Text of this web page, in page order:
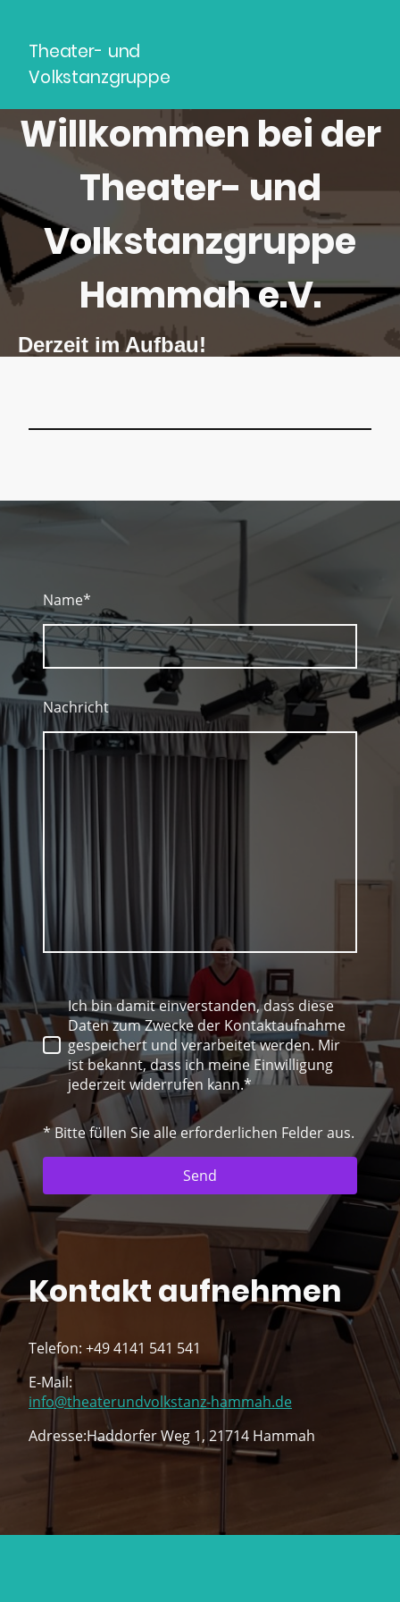
Theater- und
Volkstanzgruppe
Hammah e.V.
Willkommen bei der
Theater- und
Volkstanzgruppe
Hammah e.V.
Derzeit im Aufbau!
Name*
Nachricht
Ich bin damit einverstanden, dass diese
Daten zum Zwecke der Kontaktaufnahme
gespeichert und verarbeitet werden. Mir
ist bekannt, dass ich meine Einwilligung
jederzeit widerrufen kann.*
* Bitte füllen Sie alle erforderlichen Felder aus.
Send
Kontakt aufnehmen
Telefon: +49 4141 541 541
E-Mail:
info@theaterundvolkstanz-hammah.de
Adresse:Haddorfer Weg 1, 21714 Hammah